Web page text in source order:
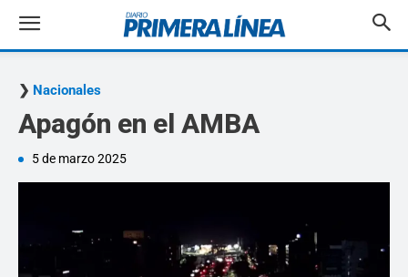
Nacionales
Apagón en el AMBA
5 de marzo 2025